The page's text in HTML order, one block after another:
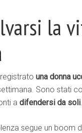
la
una donna
Sono stati
a difendersi da soli.
segue un boom